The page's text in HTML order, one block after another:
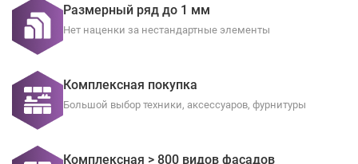
Размерный ряд до 1 мм
Нет наценки за нестандартные элементы
Комплексная покупка
Большой выбор техники, аксессуаров, фурнитуры
Комплексная > 800 видов фасадов